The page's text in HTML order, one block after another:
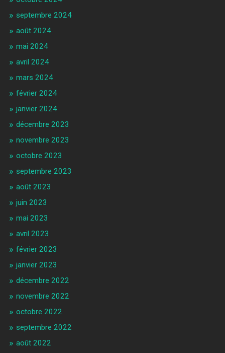
septembre 2024
août 2024
mai 2024
avril 2024
mars 2024
février 2024
janvier 2024
décembre 2023
novembre 2023
octobre 2023
septembre 2023
août 2023
juin 2023
mai 2023
avril 2023
février 2023
janvier 2023
décembre 2022
novembre 2022
octobre 2022
septembre 2022
août 2022